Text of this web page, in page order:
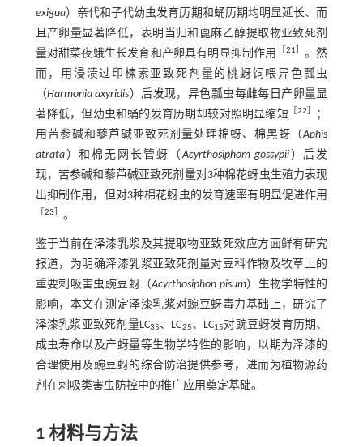
exigua）亲代和子代幼虫发育历期和蛹历期均明显延长、而
且产卵量显著降低，表明当归和蓖麻乙醇提取物亚致死剂
量对甜菜夜蛾生长发育和产卵具有明显抑制作用
21
。然
而，用浸渍过印楝素亚致死剂量的桃蚜饲喂异色瓢虫
（Harmonia axyridis ）后发现，异色瓢虫每雌每日产卵量显
著降低，但幼虫和蛹的发育历期却较对照明显缩短［22
；
用苦参碱和藜芦碱亚致死剂量处理棉蚜、棉黑蚜（Aphis
atrata）和棉无网长管蚜（Acyrthosiphom gossypii）后发
现，苦参碱和藜芦碱亚致死剂量对3种棉花蚜虫生殖力表现
出抑制作用，但对3种棉花蚜虫的发育速率有明显促进作用
23 。
鉴于当前在泽漆乳浆及其提取物亚致死效应方面鲜有研究
报道，为明确泽漆乳浆亚致死剂量对豆科作物及牧草上的
重要刺吸害虫豌豆蚜（Acyrthosiphon pisum）生物学特性的
影响，本文在测定泽漆乳浆对豌豆蚜毒力基础上，研究了
泽漆乳浆亚致死剂量LC35、LC25、LC15对豌豆蚜发育历期、
成虫寿命以及产蚜量等生物学特性的影响，以期为泽漆的
合理使用及豌豆蚜的综合防治提供参考，进而为植物源药
剂在刺吸类害虫防控中的推广应用奠定基础。
1 材料与方法